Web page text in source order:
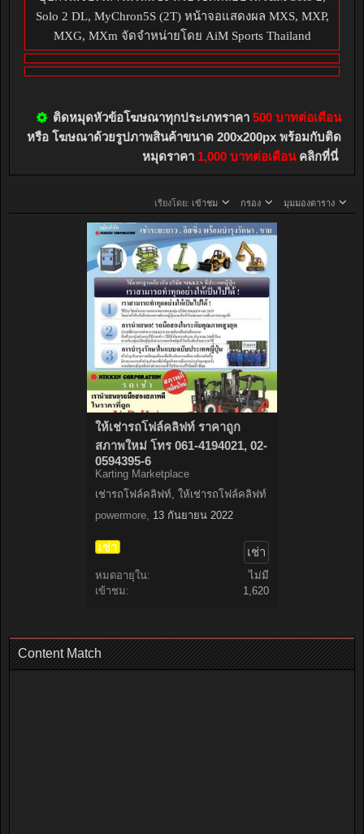
Solo 2 DL, MyChron5S (2T) หน้าจอแสดงผล MXS, MXP,
MXG, MXm จัดจำหน่ายโดย AiM Sports Thailand
ติดหมุดหัวข้อโฆษณาทุกประเภทราคา 500 บาทต่อเดือน
หรือ โฆษณาด้วยรูปภาพสินค้าขนาด 200x200px พร้อมกับติด
หมุดราคา 1,000 บาทต่อเดือนคลิกที่นี่
เรียงโดย: เข้าชม กรอง มุมมองตาราง
ให้เช่ารถโฟล์คลิฟท์ ราคาถูก
สภาพใหม่ โทร 061-4194021, 02-
0594395-6
Karting Marketplace
เช่ารถโฟล์คลิฟท์, ให้เช่ารถโฟล์คลิฟท์
powermore 13 กันยายน 2022
เช่า เช่า
หมดอายุใน:
ไม่มี
เข้าชม:
1,620
Content Match